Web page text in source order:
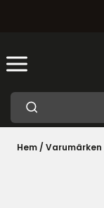
Hem / Varumärken